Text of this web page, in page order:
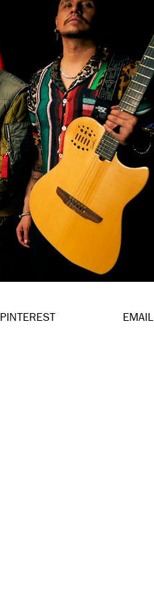
PINTEREST EMAIL